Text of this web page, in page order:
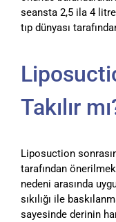
seansta 2,5 ila 4
tıp dünyası
Takılır
Liposuction
tarafından
nedeni arasında
sıkılığı ile
sayesinde derinin